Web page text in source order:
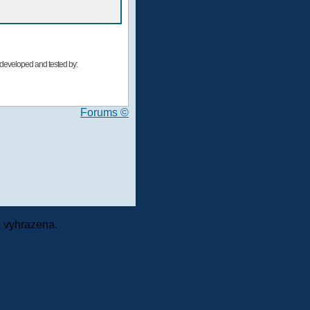
and tested by:
Forums ©
vyhrazena.